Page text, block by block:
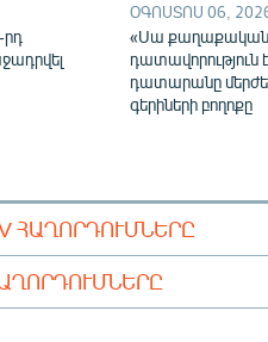
րդ
ՕԳՈՍՏՈՍ 06,
«Սա քաղաքական
դատավորություն
դատարանը
գերիների բողոքը
ՀԱՂՈՐԴՈՒՄՆԵՐԸ